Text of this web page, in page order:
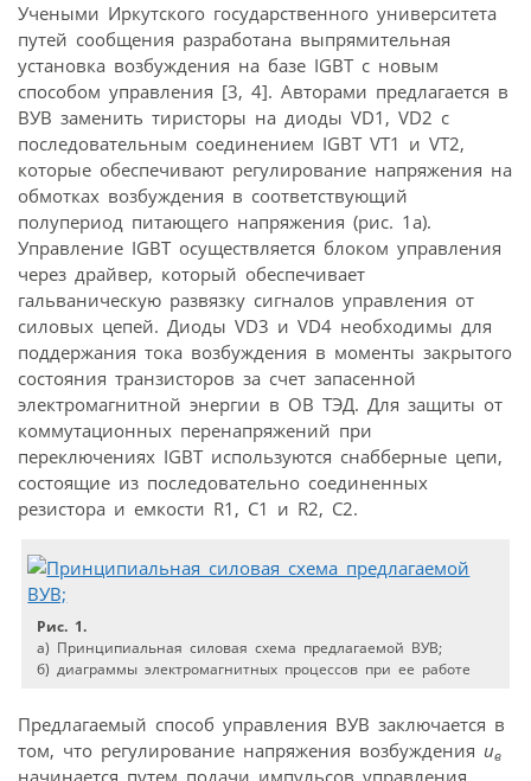
Учеными Иркутского государственного университета
путей сообщения разработана выпрямительная
установка возбуждения на базе IGBT с новым
способом управления [3, 4]. Авторами предлагается в
ВУВ заменить тиристоры на диоды VD1, VD2 с
последовательным соединением IGBT VT1 и VT2,
которые обеспечивают регулирование напряжения на
обмотках возбуждения в соответствующий
полупериод питающего напряжения (рис. 1а).
Управление IGBT осуществляется блоком управления
через драйвер, который обеспечивает
гальваническую развязку сигналов управления от
силовых цепей. Диоды VD3 и VD4 необходимы для
поддержания тока возбуждения в моменты закрытого
состояния транзисторов за счет запасенной
электромагнитной энергии в ОВ ТЭД. Для защиты от
коммутационных перенапряжений при
переключениях IGBT используются снабберные цепи,
состоящие из последовательно соединенных
резистора и емкости R1, C1 и R2, C2.
Рис. 1.
а) Принципиальная силовая схема предлагаемой ВУВ;
б) диаграммы электромагнитных процессов при ее работе
Предлагаемый способ управления ВУВ заключается в
том, что регулирование напряжения возбуждения ив
начинается путем подачи импульсов управления